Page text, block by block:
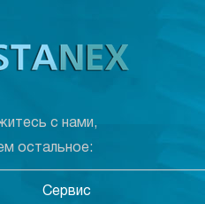
с нами,
остальное:
Сервис